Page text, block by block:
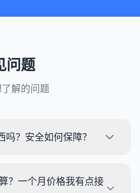
问题
解的问题
？安全如何保障？
？一个月价格我有点接